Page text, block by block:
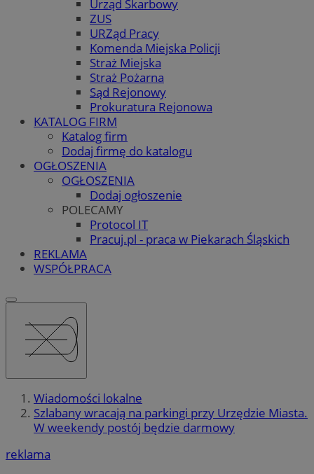
Urząd Skarbowy
ZUS
URZąd Pracy
Komenda Miejska Policji
Straż Miejska
Straż Pożarna
Sąd Rejonowy
Prokuratura Rejonowa
KATALOG FIRM
Katalog firm
Dodaj firmę do katalogu
OGŁOSZENIA
OGŁOSZENIA
Dodaj ogłoszenie
POLECAMY
Protocol IT
Pracuj.pl - praca w Piekarach Śląskich
REKLAMA
WSPÓŁPRACA
Wiadomości lokalne
Szlabany wracają na parkingi przy Urzędzie Miasta.
W weekendy postój będzie darmowy
reklama